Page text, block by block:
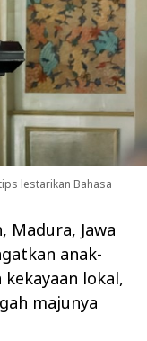
lestarikan Bahasa
Madura, Jawa
anak-
lokal,
majunya